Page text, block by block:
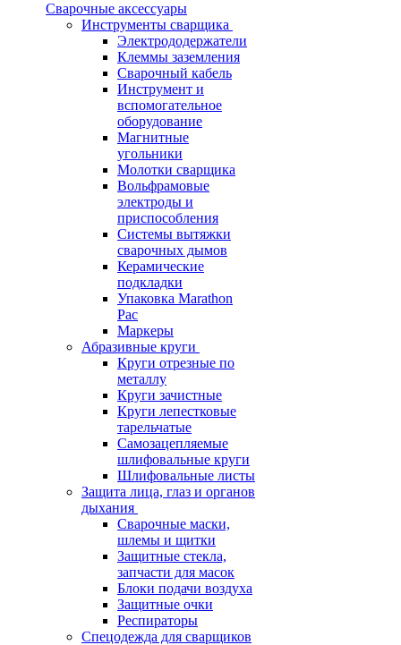
Сварочные аксессуары
Инструменты сварщика
Электрододержатели
Клеммы заземления
Сварочный кабель
Инструмент и
вспомогательное
оборудование
Магнитные
угольники
Молотки сварщика
Вольфрамовые
электроды и
приспособления
Системы вытяжки
сварочных дымов
Керамические
подкладки
Упаковка Marathon
Pac
Маркеры
Абразивные круги
Круги отрезные по
металлу
Круги зачистные
Круги лепестковые
тарельчатые
Самозацепляемые
шлифовальные круги
Шлифовальные листы
Защита лица, глаз и органов
дыхания
Сварочные маски,
шлемы и щитки
Защитные стекла,
запчасти для масок
Блоки подачи воздуха
Защитные очки
Респираторы
Спецодежда для сварщиков